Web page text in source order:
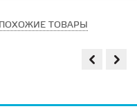
ПОХОЖИЕ ТОВАРЫ